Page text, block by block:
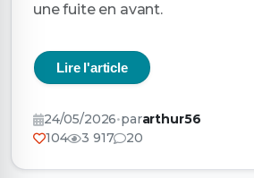
une fuite en avant.
Lire l'article
24/05/2026•pararthur56
104
3 917 20